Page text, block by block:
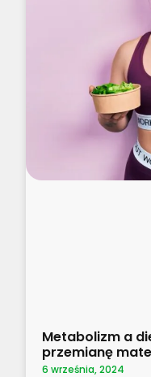
Metabolizm a
przemianę
6 września, 2024